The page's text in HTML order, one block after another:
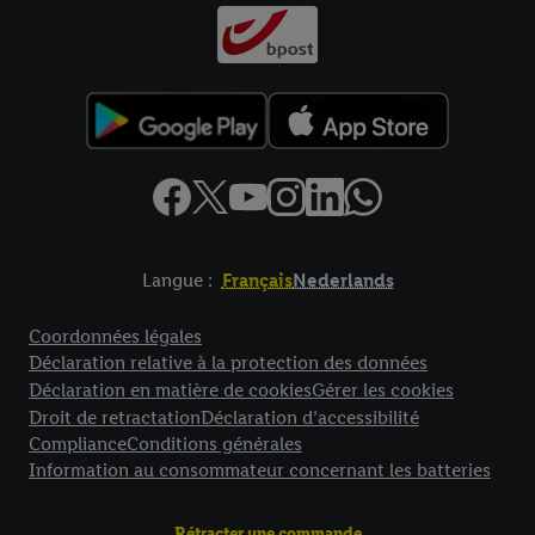
Langue : FrançaisNederlands
Coordonnées légales
Déclaration relative à la protection des données
Déclaration en matière de cookiesGérer les cookies
Droit de retractationDéclaration d’accessibilité
ComplianceConditions générales
Information au consommateur concernant les batteries